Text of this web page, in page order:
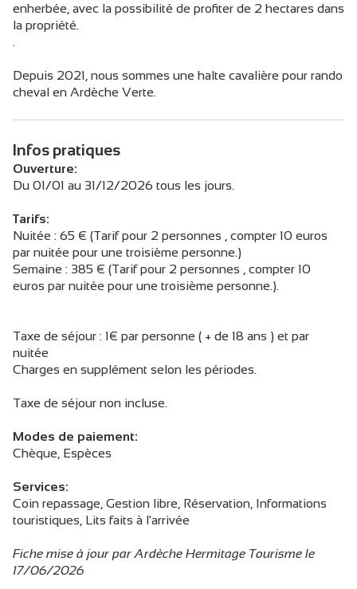
enherbée, avec la possibilité de profiter de 2 hectares dans
la propriété.
.
Depuis 2021, nous sommes une halte cavalière pour rando
cheval en Ardèche Verte.
Infos pratiques
Ouverture:
Du 01/01 au 31/12/2026 tous les jours.
Tarifs:
Nuitée : 65 € (Tarif pour 2 personnes , compter 10 euros
par nuitée pour une troisième personne.)
Semaine : 385 € (Tarif pour 2 personnes , compter 10
euros par nuitée pour une troisième personne.).
Taxe de séjour : 1€ par personne ( + de 18 ans ) et par
nuitée
Charges en supplément selon les périodes.
Taxe de séjour non incluse.
Modes de paiement:
Chèque, Espèces
Services:
Coin repassage, Gestion libre, Réservation, Informations
touristiques, Lits faits à l'arrivée
Fiche mise à jour par Ardèche Hermitage Tourisme le
17/06/2026